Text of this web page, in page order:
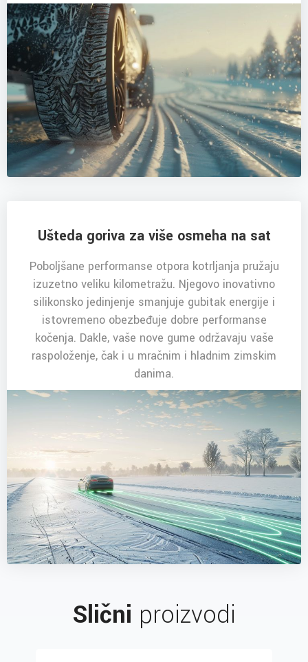
Ušteda goriva za više osmeha na sat
Poboljšane performanse otpora kotrljanja pružaju
izuzetno veliku kilometražu. Njegovo inovativno
silikonsko jedinjenje smanjuje gubitak energije i
istovremeno obezbeđuje dobre performanse
kočenja. Dakle, vaše nove gume održavaju vaše
raspoloženje, čak i u mračnim i hladnim zimskim
danima.
Slični proizvodi